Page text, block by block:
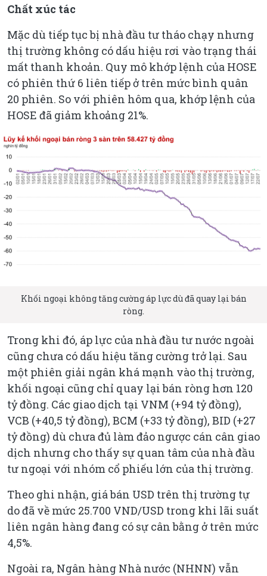
Chất xúc tác
Mặc dù tiếp tục bị nhà đầu tư tháo chạy nhưng
thị trường không có dấu hiệu rơi vào trạng thái
mất thanh khoản. Quy mô khớp lệnh của HOSE
có phiên thứ 6 liên tiếp ở trên mức bình quân
20 phiên. So với phiên hôm qua, khớp lệnh của
HOSE đã giảm khoảng 21%.
Khối ngoại không tăng cường áp lực dù đã quay lại bán
ròng.
Trong khi đó, áp lực của nhà đầu tư nước ngoài
cũng chưa có dấu hiệu tăng cường trở lại. Sau
một phiên giải ngân khá mạnh vào thị trường,
khối ngoại cũng chỉ quay lại bán ròng hơn 120
tỷ đồng. Các giao dịch tại VNM (+94 tỷ đồng),
VCB (+40,5 tỷ đồng), BCM (+33 tỷ đồng), BID (+27
tỷ đồng) dù chưa đủ làm đảo ngược cán cân giao
dịch nhưng cho thấy sự quan tâm của nhà đầu
tư ngoại với nhóm cổ phiếu lớn của thị trường.
Theo ghi nhận, giá bán USD trên thị trường tự
do đã về mức 25.700 VND/USD trong khi lãi suất
liên ngân hàng đang có sự cân bằng ở trên mức
4,5%.
Ngoài ra, Ngân hàng Nhà nước (NHNN) vẫn